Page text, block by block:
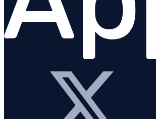
Instrumentações
Ferramentas de linha de comando